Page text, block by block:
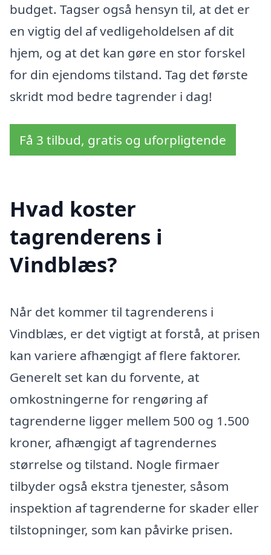
budget. Tagser også hensyn til, at det er
en vigtig del af vedligeholdelsen af dit
hjem, og at det kan gøre en stor forskel
for din ejendoms tilstand. Tag det første
skridt mod bedre tagrender i dag!
Få 3 tilbud, gratis og uforpligtende
Hvad koster
tagrenderens i
Vindblæs?
Når det kommer til tagrenderens i
Vindblæs, er det vigtigt at forstå, at prisen
kan variere afhængigt af flere faktorer.
Generelt set kan du forvente, at
omkostningerne for rengøring af
tagrenderne ligger mellem 500 og 1.500
kroner, afhængigt af tagrendernes
størrelse og tilstand. Nogle firmaer
tilbyder også ekstra tjenester, såsom
inspektion af tagrenderne for skader eller
tilstopninger, som kan påvirke prisen.